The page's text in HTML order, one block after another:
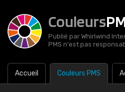
Couleurs
Publié par Whirlwind
PMS n'est pas
Accueil Couleurs PMS